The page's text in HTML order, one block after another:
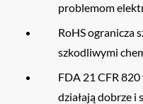
problemom
RoHS ogranicza
szkodliwymi
FDA 21 CFR
działają dobrze i